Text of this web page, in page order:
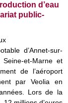
d’eau
public-
d’Annet-sur-
et-Marne et
de l’aéroport
par Veolia en
Lors de la